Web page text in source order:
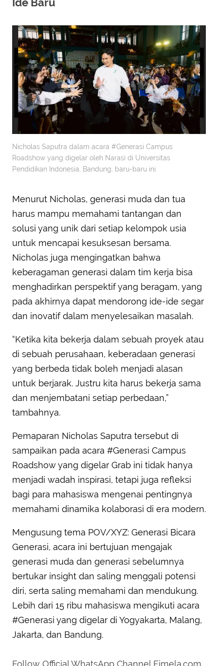
Nicholas Saputra dalam acara #Generasi Campus
Roadshow yang digelar oleh Narasi di Universitas
Pendidikan Indonesia, Bandung, baru-baru ini.
Menurut Nicholas, generasi muda dan tua
harus mampu memahami tantangan dan
solusi yang unik dari setiap kelompok usia
untuk mencapai kesuksesan bersama.
Nicholas juga mengingatkan bahwa
keberagaman generasi dalam tim kerja bisa
menghadirkan perspektif yang beragam, yang
pada akhirnya dapat mendorong ide-ide segar
dan inovatif dalam menyelesaikan masalah.
“Ketika kita bekerja dalam sebuah proyek atau
di sebuah perusahaan, keberadaan generasi
yang berbeda tidak boleh menjadi alasan
untuk berjarak. Justru kita harus bekerja sama
dan menjembatani setiap perbedaan,”
tambahnya.
Pemaparan Nicholas Saputra tersebut di
sampaikan pada acara #Generasi Campus
Roadshow yang digelar Grab ini tidak hanya
menjadi wadah inspirasi, tetapi juga refleksi
bagi para mahasiswa mengenai pentingnya
memahami dinamika kolaborasi di era modern.
Mengusung tema POV/XYZ: Generasi Bicara
Generasi, acara ini bertujuan mengajak
generasi muda dan generasi sebelumnya
bertukar insight dan saling menggali potensi
diri, serta saling memahami dan mendukung.
Lebih dari 15 ribu mahasiswa mengikuti acara
#Generasi yang digelar di Yogyakarta, Malang,
Jakarta, dan Bandung.
Follow Official WhatsApp Channel Fimela.com